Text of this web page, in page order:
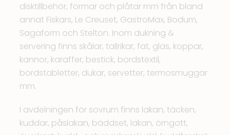
disktillbehör, formar och plåtar mm från bland
annat Fiskars, Le Creuset, GastroMax, Bodum,
Sagaform och Stelton. Inom dukning &
servering finns skålar, tallrikar, fat, glas, koppar,
kannor, karaffer, bestick, bordstextil,
bordstabletter, dukar, servetter, termosmuggar
mm.
I avdelningen för sovrum finns lakan, täcken,
kuddar, påslakan, bäddset, lakan, örngott,